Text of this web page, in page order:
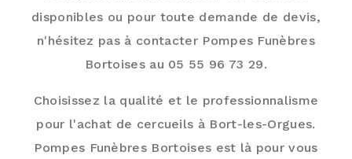
disponibles ou pour toute demande de devis,
n'hésitez pas à contacter Pompes Funèbres
Bortoises au 05 55 96 73 29.
Choisissez la qualité et le professionnalisme
pour l'achat de cercueils à Bort-les-Orgues.
Pompes Funèbres Bortoises est là pour vous